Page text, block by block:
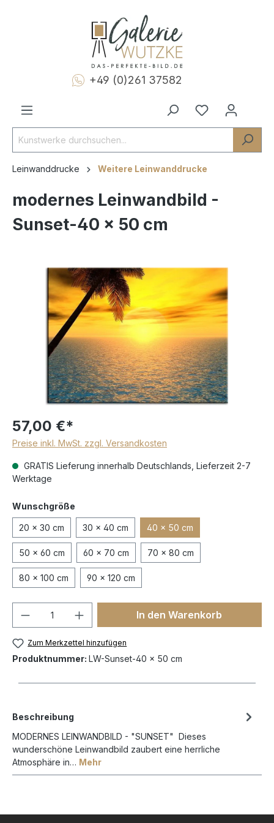
+49 (0)261 37582
Leinwanddrucke Weitere Leinwanddrucke
modernes Leinwandbild -
Sunset-40 x 50 cm
57,00 €*
Preise inkl. MwSt. zzgl. Versandkosten
GRATIS Lieferung innerhalb Deutschlands, Lieferzeit 2-7
Werktage
Wunschgröße
20 x 30 cm 30 x 40 cm 40 x 50 cm
50 x 60 cm 60 x 70 cm 70 x 80 cm
80 x 100 cm 90 x 120 cm
In den Warenkorb
Zum Merkzettel hinzufügen
Produktnummer: LW-Sunset-40 x 50 cm
Beschreibung
MODERNES LEINWANDBILD - "SUNSET" Dieses
wunderschöne Leinwandbild zaubert eine herrliche
Atmosphäre in… Mehr